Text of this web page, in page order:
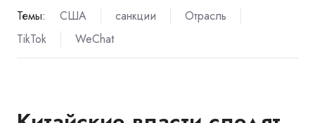
Темы: США санкции
Отрасль
TikTok
WeChat